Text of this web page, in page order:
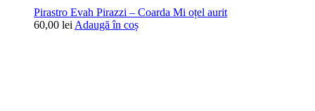
Pirastro Evah Pirazzi – Coarda Mi oțel aurit
60,00 lei Adaugă în coș